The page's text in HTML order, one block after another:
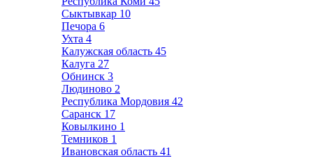
Сыктывкар 10
Печора 6
Ухта 4
Калужская область 45
Калуга 27
Обнинск 3
Людиново 2
Республика Мордовия 42
Саранск 17
Ковылкино 1
Темников 1
Ивановская область 41